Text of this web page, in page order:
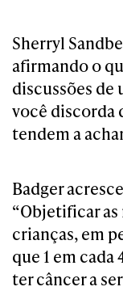
Sherryl
afirmando o
discussões de
você discorda
tendem a
Badger
“Objetificar
crianças, em
que 1 em cada
ter câncer a